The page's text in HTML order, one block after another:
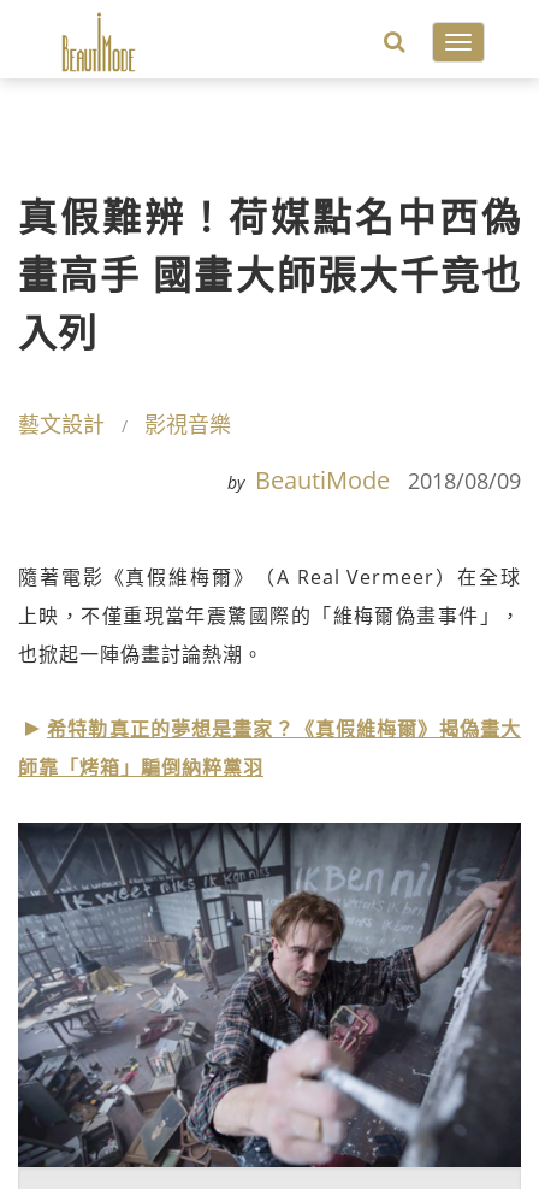
Toggle
真假難辨！荷媒點名中西偽
畫高手 國畫大師張大千竟也
入列
藝文設計 影視音樂
by BeautiMode 2018/08/09
隨著電影《真假維梅爾》（A Real Vermeer）在全球
上映，不僅重現當年震驚國際的「維梅爾偽畫事件」，
也掀起一陣偽畫討論熱潮。
希特勒真正的夢想是畫家？《真假維梅爾》揭偽畫大
師靠「烤箱」騙倒納粹黨羽